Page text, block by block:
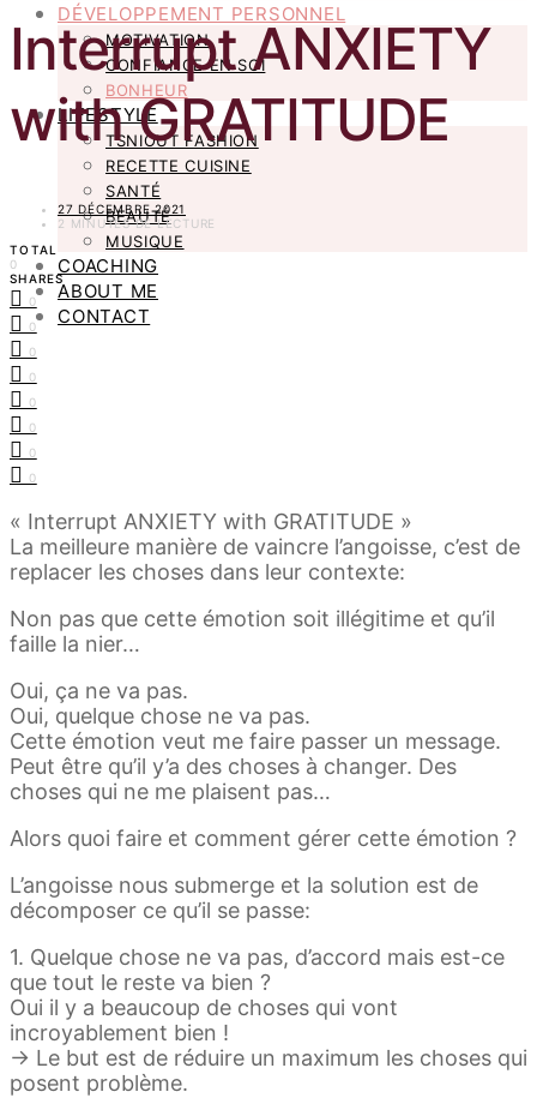
DÉVELOPPEMENT PERSONNEL
MOTIVATION
CONFIANCE EN SOI
BONHEUR
LIFESTYLE
TSNIOUT FASHION
RECETTE CUISINE
SANTÉ
BEAUTÉ
MUSIQUE
COACHING
ABOUT ME
CONTACT
Interrupt ANXIETY
with GRATITUDE
27 DÉCEMBRE 2021
2 MINUTES DE LECTURE
TOTAL
0
SHARES
0
0
0
0
0
0
0
0
« Interrupt ANXIETY with GRATITUDE »
La meilleure manière de vaincre l’angoisse, c’est de
replacer les choses dans leur contexte:
Non pas que cette émotion soit illégitime et qu’il
faille la nier…
Oui, ça ne va pas.
Oui, quelque chose ne va pas.
Cette émotion veut me faire passer un message.
Peut être qu’il y’a des choses à changer. Des
choses qui ne me plaisent pas…
Alors quoi faire et comment gérer cette émotion ?
L’angoisse nous submerge et la solution est de
décomposer ce qu’il se passe:
1. Quelque chose ne va pas, d’accord mais est-ce
que tout le reste va bien ?
Oui il y a beaucoup de choses qui vont
incroyablement bien !
-> Le but est de réduire un maximum les choses qui
posent problème.